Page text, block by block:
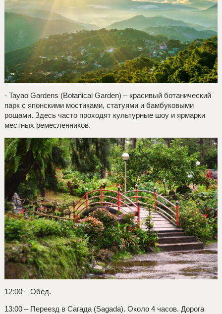
- Tayao Gardens (Botanical Garden) – красивый ботанический
парк с японскими мостиками, статуями и бамбуковыми
рощами. Здесь часто проходят культурные шоу и ярмарки
местных ремесленников.
12:00 – Обед.
13:00 – Переезд в Сагада (Sagada). Около 4 часов. Дорога